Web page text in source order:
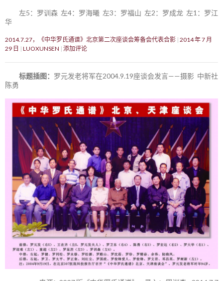
左5：罗训森 左4：罗海曦 左3：罗福山 左2：罗成龙 左1：罗江
华
2014.7.27，《中华罗氏通谱》北京第二次座谈会筹备会代表合影 2014 年 7 月
29 日
LUOXUNSEN 添加评论
标题插图： 罗元发老将军在2004.9.19座谈会发言——摄影 中新社
陈勇